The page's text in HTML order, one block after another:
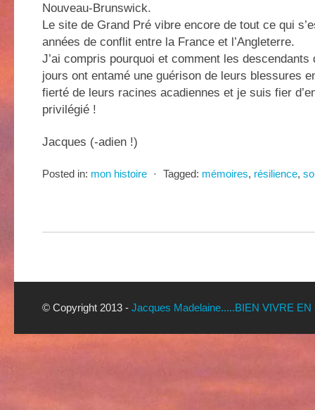
Nouveau-Brunswick.
Le site de Grand Pré vibre encore de tout ce qui
années de conflit entre la France et l’Angleterre.
J’ai compris pourquoi et comment les descendants
jours ont entamé une guérison de leurs blessures
fierté de leurs racines acadiennes et je suis fier
privilégié !
Jacques (-adien !)
Posted in: mon histoire ⋅ Tagged: mémoires, résilience,
© Copyright 2013 - Jacques Madelaine.....BIEN VIVRE EN